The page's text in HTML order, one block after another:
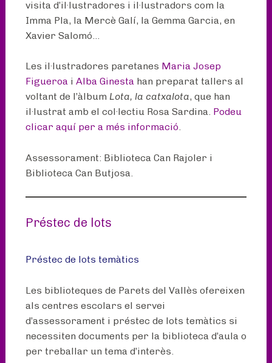
visita d’il·lustradores i il·lustradors com la
Imma Pla, la Mercè Galí, la Gemma Garcia, en
Xavier Salomó…
Les il·lustradores paretanes Maria Josep
Figueroai Alba Ginestahan preparat tallers al
voltant de l’àlbum Lota, la catxalota, que han
il·lustrat amb el col·lectiu Rosa Sardina. Podeu
clicar aquí per a més informació.
Assessorament: Biblioteca Can Rajoler i
Biblioteca Can Butjosa.
Préstec de lots
Préstec de lots temàtics
Les biblioteques de Parets del Vallès ofereixen
als centres escolars el servei
d’assessorament i préstec de lots temàtics si
necessiten documents per la biblioteca d’aula o
per treballar un tema d’interès.